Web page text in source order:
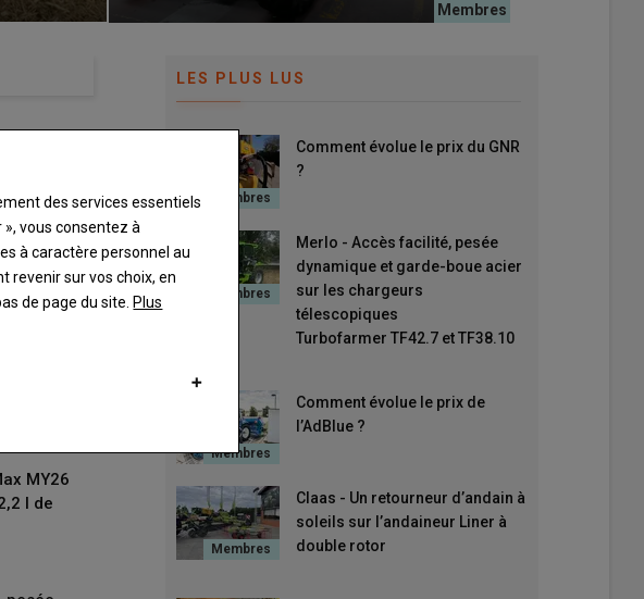
semi-
Intense
MY26
l de
LES PLUS LUS
Comment évolue le prix du GNR
?
Merlo - Accès facilité, pesée
dynamique et garde-boue acier
sur les chargeurs
télescopiques
Turbofarmer TF42.7 et TF38.10
Comment évolue le prix de
l’AdBlue ?
Claas - Un retourneur d’andain à
soleils sur l’andaineur Liner à
double rotor
des services essentiels
vous consentez à
à caractère personnel au
revenir sur vos choix, en
de page du site. Plus